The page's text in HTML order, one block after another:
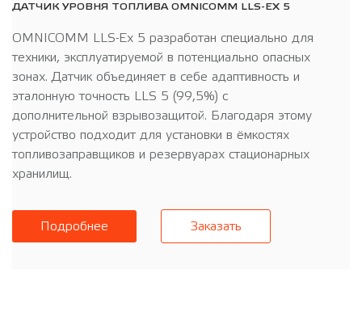
ДАТЧИК УРОВНЯ ТОПЛИВА OMNICOMM LLS-EX 5
OMNICOMM LLS-Ex 5 разработан специально для
техники, эксплуатируемой в потенциально опасных
зонах. Датчик объединяет в себе адаптивность и
эталонную точность LLS 5 (99,5%) с
дополнительной взрывозащитой. Благодаря этому
устройство подходит для установки в ёмкостях
топливозаправщиков и резервуарах стационарных
хранилищ.
Подробнее Заказать